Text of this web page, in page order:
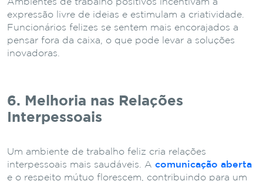
Ambientes de trabalho positivos incentivam a
expressão livre de ideias e estimulam a criatividade.
Funcionários felizes se sentem mais encorajados a
pensar fora da caixa, o que pode levar a soluções
inovadoras.
6. Melhoria nas Relações
Interpessoais
Um ambiente de trabalho feliz cria relações
interpessoais mais saudáveis. A comunicação aberta
e o respeito mútuo florescem, contribuindo para um